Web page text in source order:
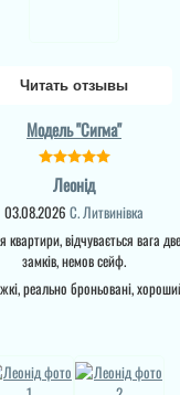
Читать отзывы
Модель "Сигма"
Леонід
03.08.2026 С. Литвинівка
відчувається вага
замків, немов сейф.
реально броньовані,